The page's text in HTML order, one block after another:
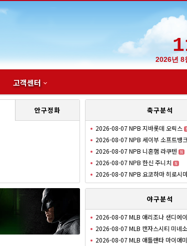
2026년 8
고객센터
안구정화 축구분석
2026-08-07 NPB 지바롯데 오릭스
2026-08-07 NPB 세이부 소프트뱅
2026-08-07 NPB 니혼햄 라쿠텐
N
2026-08-07 NPB 한신 주니치 N
2026-08-07 NPB 요코하마 히로시
야구분석
2026-08-07 MLB 애리조나 샌디에
2026-08-07 MLB 캔자스시티 미네
2026-08-07 MLB 애틀랜타 마이애미